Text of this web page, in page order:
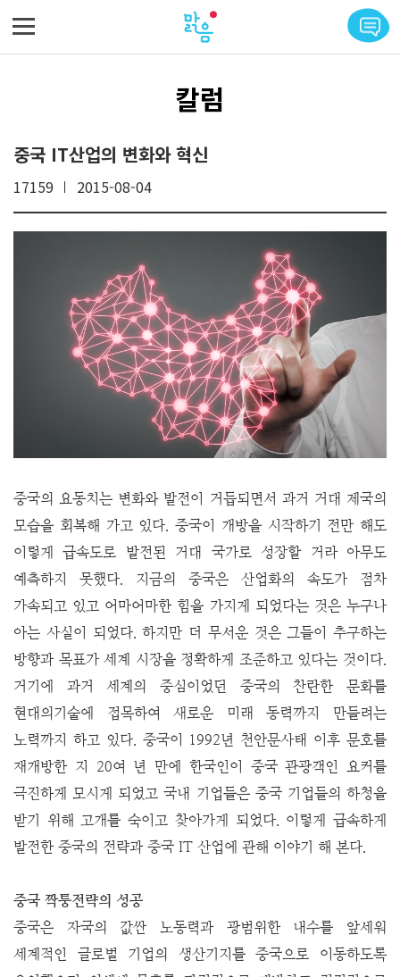
칼럼
중국 IT산업의 변화와 혁신
17159 2015-08-04
중국의 요동치는 변화와 발전이 거듭되면서 과거 거대 제국의
모습을 회복해 가고 있다. 중국이 개방을 시작하기 전만 해도
이렇게 급속도로 발전된 거대 국가로 성장할 거라 아무도
예측하지 못했다. 지금의 중국은 산업화의 속도가 점차
가속되고 있고 어마어마한 힘을 가지게 되었다는 것은 누구나
아는 사실이 되었다. 하지만 더 무서운 것은 그들이 추구하는
방향과 목표가 세계 시장을 정확하게 조준하고 있다는 것이다.
거기에 과거 세계의 중심이었던 중국의 찬란한 문화를
현대의기술에 접목하여 새로운 미래 동력까지 만들려는
노력까지 하고 있다. 중국이 1992년 천안문사태 이후 문호를
재개방한 지 20여 년 만에 한국인이 중국 관광객인 요커를
극진하게 모시게 되었고 국내 기업들은 중국 기업들의 하청을
받기 위해 고개를 숙이고 찾아가게 되었다. 이렇게 급속하게
발전한 중국의 전략과 중국 IT 산업에 관해 이야기 해 본다.
중국 짝퉁전략의 성공
중국은 자국의 값싼 노동력과 광범위한 내수를 앞세워
세계적인 글로벌 기업의 생산기지를 중국으로 이동하도록